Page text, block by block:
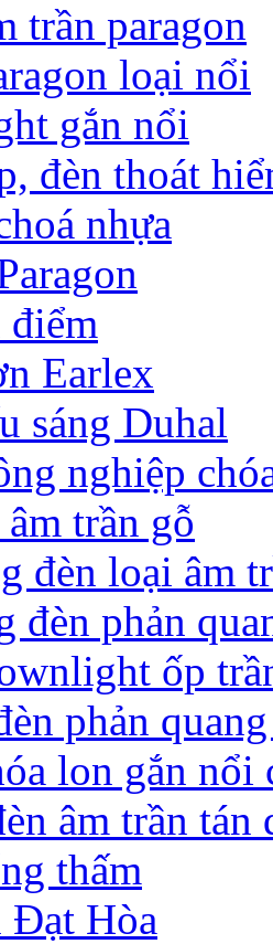
trần paragon
loại nổi
gắn nổi
đèn thoát
nhựa
điểm
Earlex
sáng Duhal
nghiệp
trần gỗ
đèn loại âm
đèn phản
ốp
phản
lon gắn nổi
âm trần tán
thấm
Đạt Hòa